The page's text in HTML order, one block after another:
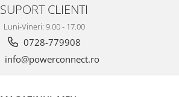
SUPORT CLIENTI
Luni-Vineri: 9.00 - 17.00
0728-779908
info@powerconnect.ro